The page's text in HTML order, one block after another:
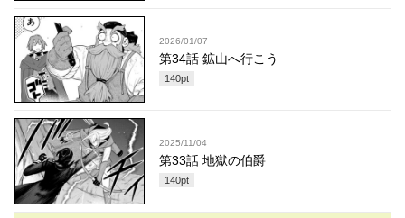
2026/01/07
第34話 鉱山へ行こう
140pt
2025/11/04
第33話 地獄の伯爵
140pt